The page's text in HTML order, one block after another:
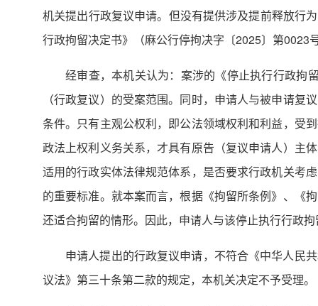
机关提出行政复议申请。但没有提供涉及提前释放行
行政拘留决定书》（麻公行停拘决字〔2025〕第0023
经审查，本机关认为：案涉的《停止执行行政拘
（行政复议）的受案范围。同时，申请人与被申请
条件。只有主观公权利，即公法领域权利和利益，受
政法上权利义务关系，才具有原告（复议申请人）主
适用的行政实体法律规范体系，是否要求行政机关考
的重要标准。就本案而言，根据《拘留所条例》、《
还适合拘留的情形。因此，申请人与该停止执行行政
申请人提出的行政复议申请，不符合《中华人民
议法》第三十条第二款的规定，本机关决定不予受理。